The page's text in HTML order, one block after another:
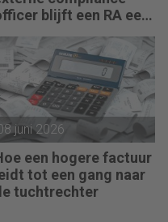
blijft een RA een
juni 2026
een hogere factuur
tot een gang naar
tuchtrechter